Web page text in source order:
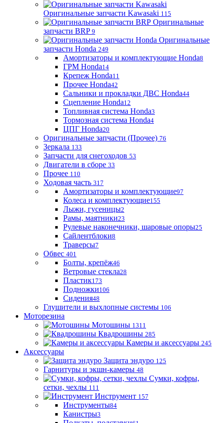
Оригинальные запчасти Kawasaki 115
Оригинальные
запчасти BRP 9
Оригинальные
запчасти Honda 249
Амортизаторы и комплектующие Honda8
ГРМ Honda14
Крепеж Honda11
Прочее Honda42
Сальники и прокладки ДВС Honda44
Сцепление Honda12
Топливная система Honda3
Тормозная система Honda4
ЦПГ Honda20
Оригинальные запчасти (Прочее) 76
Зеркала 133
Запчасти для снегоходов 53
Двигатели в сборе 33
Прочее 110
Ходовая часть 317
Амортизаторы и комплектующие97
Колеса и комплектующие155
Лыжи, гусеницы2
Рамы, маятники23
Рулевые наконечники, шаровые опоры25
Сайлентблоки8
Траверсы7
Обвес 401
Болты, крепёж46
Ветровые стекла28
Пластик173
Подножки106
Сидения48
Глушители и выхлопные системы 106
Моторезина
Мотошины 1311
Квадрошины 285
Камеры и аксессуары 245
Аксессуары
Защита эндуро 125
Гарнитуры и экшн-камеры 48
Сумки, кофры,
сетки, чехлы 111
Инструмент 157
Инструменты84
Канистры3